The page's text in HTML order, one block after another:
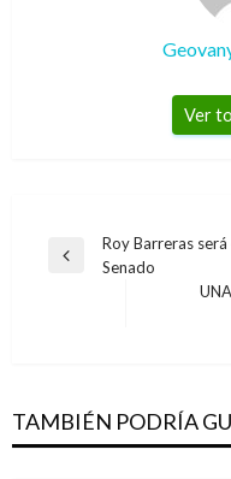
Ver
Navegación
Entrada
Roy Barreras
Senado
TAMBIÉN PODRÍA